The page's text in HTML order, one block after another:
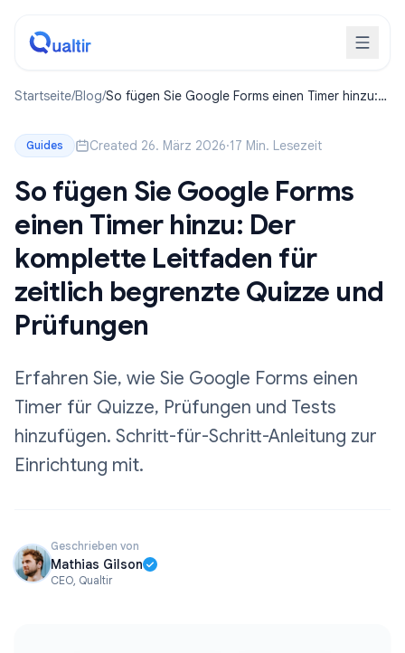
Startseite/Blog/So fügen Sie Google Forms einen Timer hinzu:
Guides Created 26. März 2026·17 Min. Lesezeit
So fügen Sie Google Forms
einen Timer hinzu: Der
komplette Leitfaden für
zeitlich begrenzte Quizze und
Prüfungen
Erfahren Sie, wie Sie Google Forms einen
Timer für Quizze, Prüfungen und Tests
hinzufügen. Schritt-für-Schritt-Anleitung zur
Einrichtung mit.
Geschrieben von
Mathias Gilson
CEO, Qualtir